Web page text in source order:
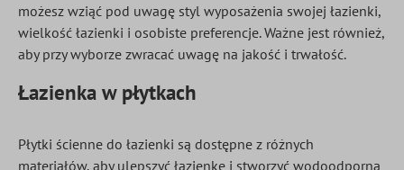
możesz wziąć pod uwagę styl wyposażenia swojej łazienki,
wielkość łazienki i osobiste preferencje. Ważne jest również,
aby przy wyborze zwracać uwagę na jakość i trwałość.
Łazienka w płytkach
Płytki ścienne do łazienki są dostępne z różnych
materiałów, aby ulepszyć łazienkę i stworzyć wodoodporną